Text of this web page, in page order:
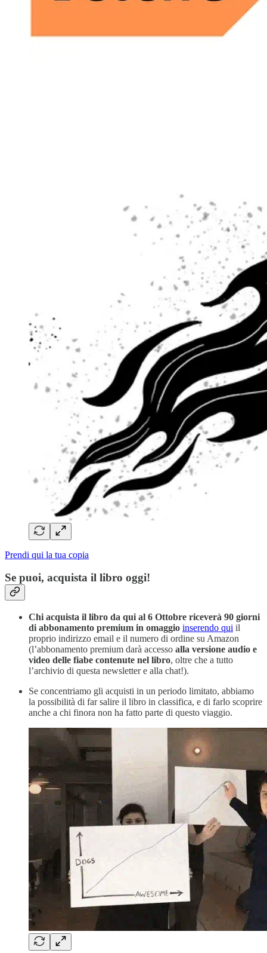
Prendi qui la tua copia
Se puoi, acquista il libro oggi!
Chi acquista il libro da qui al 6 Ottobre riceverà 90 giorni
di abbonamento premium in omaggio inserendo qui il
proprio indirizzo email e il numero di ordine su Amazon
(l’abbonamento premium darà accesso alla versione audio e
video delle fiabe contenute nel libro, oltre che a tutto
l’archivio di questa newsletter e alla chat!).
Se concentriamo gli acquisti in un periodo limitato, abbiamo
la possibilità di far salire il libro in classifica, e di farlo scoprire
anche a chi finora non ha fatto parte di questo viaggio.